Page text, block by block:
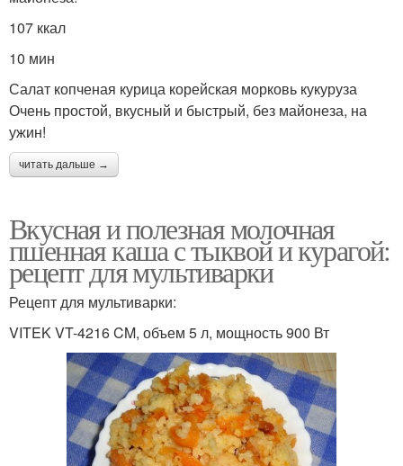
107 ккал
10 мин
Салат копченая курица корейская морковь кукуруза
Очень простой, вкусный и быстрый, без майонеза, на
ужин!
читать дальше →
Вкусная и полезная молочная
пшенная каша с тыквой и курагой:
рецепт для мультиварки
Рецепт для мультиварки:
VITEK VT-4216 CM, объем 5 л, мощность 900 Вт